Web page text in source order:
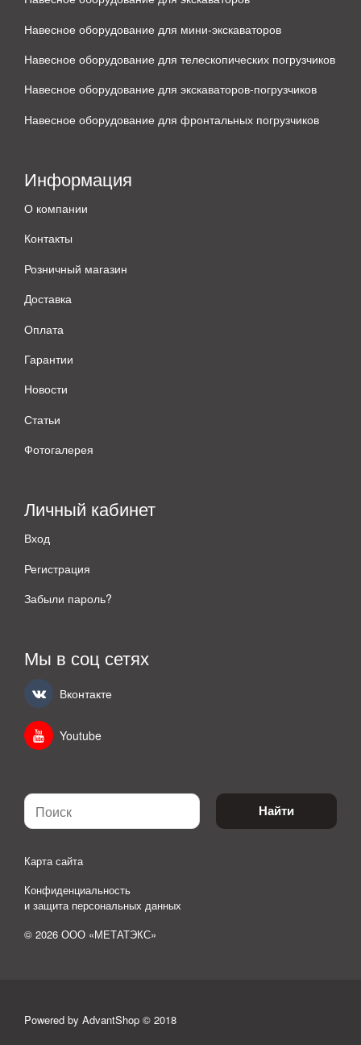
Навесное оборудование для мини-экскаваторов
Навесное оборудование для телескопических погрузчиков
Навесное оборудование для экскаваторов-погрузчиков
Навесное оборудование для фронтальных погрузчиков
Информация
О компании
Контакты
Розничный магазин
Доставка
Оплата
Гарантии
Новости
Статьи
Фотогалерея
Личный кабинет
Вход
Регистрация
Забыли пароль?
Мы в соц сетях
Вконтакте
Youtube
Найти
Карта сайта
Конфиденциальность
и защита персональных данных
© 2026 ООО «МЕТАТЭКС»
Powered by AdvantShop © 2018